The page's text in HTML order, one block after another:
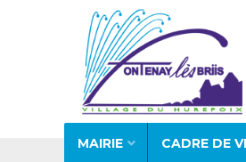
MAIRIE CADRE DE